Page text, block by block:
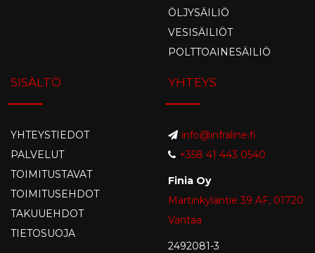
ÖLJYSÄILIÖ
VESISÄILIÖT
POLTTOAINESÄILIÖ
SISÄLTÖ
YHTEYSTIEDOT
PALVELUT
TOIMITUSTAVAT
TOIMITUSEHDOT
TAKUUEHDOT
TIETOSUOJA
YHTEYS
info@infraline.fi
+358 41 443 0540
Finia Oy
Martinkyläntie 39 AF, 01720
Vantaa
2492081-3